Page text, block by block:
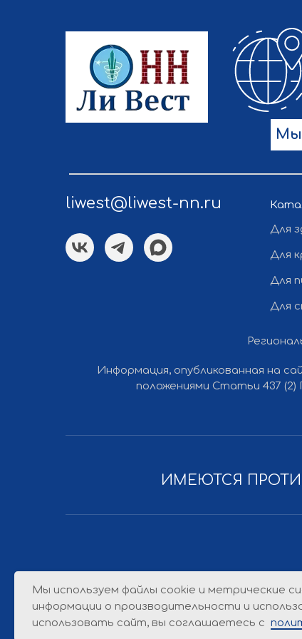
liwest@liwest-nn.ru
Информация, опубликованная на
положениями Статьи 437
Для
Для
Для
Для
Мы
ИМЕЮТСЯ
Все права защищены © 2012-2026 Ли Вест НН
Мы используем файлы cookie и метрические
информации о производительности и
использовать сайт, вы соглашаетесь с